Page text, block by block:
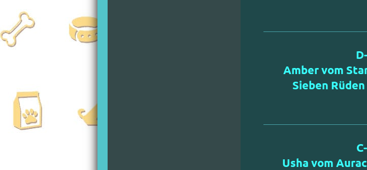
Amber vom
Sieben
Usha vom